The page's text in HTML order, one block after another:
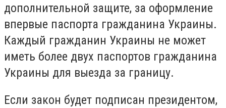
дополнительной защите, за оформление
впервые паспорта гражданина Украины.
Каждый гражданин Украины не может
иметь более двух паспортов гражданина
Украины для выезда за границу.
Если закон будет подписан президентом,